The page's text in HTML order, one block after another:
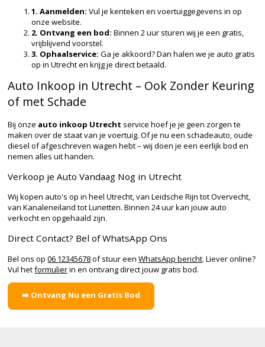
1. Aanmelden: Vul je kenteken en voertuiggegevens in op
onze website.
2. Ontvang een bod: Binnen 2 uur sturen wij je een gratis,
vrijblijvend voorstel.
3. Ophaalservice: Ga je akkoord? Dan halen we je auto gratis
op in Utrecht en krijg je direct betaald.
Auto Inkoop in Utrecht – Ook Zonder Keuring
of met Schade
Bij onze auto inkoop Utrecht service hoef je je geen zorgen te
maken over de staat van je voertuig. Of je nu een schadeauto, oude
diesel of afgeschreven wagen hebt – wij doen je een eerlijk bod en
nemen alles uit handen.
Verkoop je Auto Vandaag Nog in Utrecht
Wij kopen auto's op in heel Utrecht, van Leidsche Rijn tot Overvecht,
van Kanaleneiland tot Lunetten. Binnen 24 uur kan jouw auto
verkocht en opgehaald zijn.
Direct Contact? Bel of WhatsApp Ons
Bel ons op06 12345678of stuur eenWhatsApp bericht. Liever online?
Vul hetformulierin en ontvang direct jouw gratis bod.
➡️ Ontvang Nu een Gratis Bod